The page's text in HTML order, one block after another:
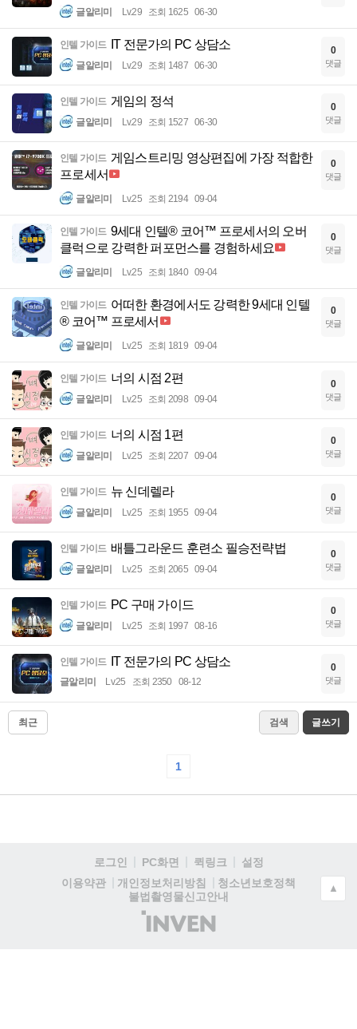
글알리미 Lv.29 조회 1625 06-30
인텔 가이드 IT 전문가의 PC 상담소
글알리미 Lv.29 조회 1487 06-30
0
댓글
인텔 가이드 게임의 정석
글알리미 Lv.29 조회 1527 06-30
0
댓글
인텔 가이드 게임스트리밍 영상편집에 가장 적합한
프로세서
글알리미 Lv.25 조회 2194 09-04
0
댓글
인텔 가이드 9세대 인텔® 코어™ 프로세서의 오버
클럭으로 강력한 퍼포먼스를 경험하세요
글알리미 Lv.25 조회 1840 09-04
0
댓글
인텔 가이드 어떠한 환경에서도 강력한 9세대 인텔
® 코어™ 프로세서
글알리미 Lv.25 조회 1819 09-04
0
댓글
인텔 가이드 너의 시점 2편
글알리미 Lv.25 조회 2098 09-04
0
댓글
인텔 가이드 너의 시점 1편
글알리미 Lv.25 조회 2207 09-04
0
댓글
인텔 가이드 뉴 신데렐라
글알리미 Lv.25 조회 1955 09-04
0
댓글
인텔 가이드 배틀그라운드 훈련소 필승전략법
글알리미 Lv.25 조회 2065 09-04
0
댓글
인텔 가이드 PC 구매 가이드
글알리미 Lv.25 조회 1997 08-16
0
댓글
인텔 가이드 IT 전문가의 PC 상담소
글알리미 Lv.25 조회 2350 08-12
0
댓글
최근 검색 글쓰기
1
로그인 PC화면 퀵링크
설정
이용약관
개인정보처리방침
청소년보호정책
불법촬영물신고안내
(주)
인
▲